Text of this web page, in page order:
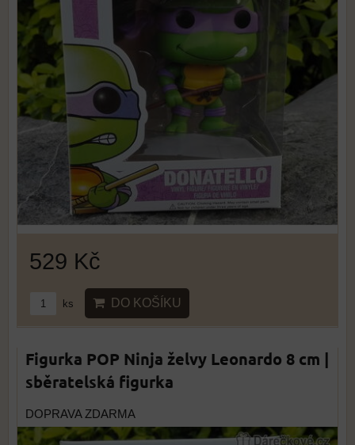
529 Kč
ks DO KOŠÍKU
Figurka POP Ninja želvy Leonardo 8 cm |
sběratelská figurka
DOPRAVA ZDARMA